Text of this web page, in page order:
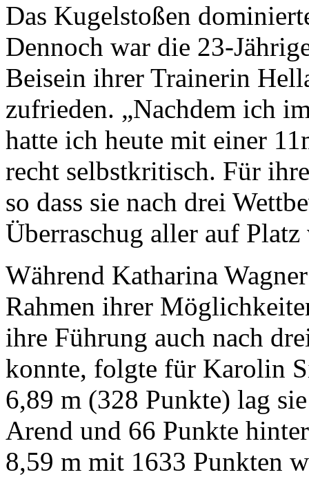
Das Kugelstoßen
Dennoch war die 23-
Beisein ihrer Trainerin
zufrieden. „Nachdem ich
hatte ich heute mit einer
recht selbstkritisch. Für
so dass sie nach drei
Überraschug aller auf
Während Katharina
Rahmen ihrer
ihre Führung auch nach
konnte, folgte für Karolin
6,89 m (328 Punkte) lag
Arend und 66 Punkte
8,59 m mit 1633 Punkten